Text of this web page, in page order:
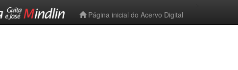
Página inicial do Acervo Digital